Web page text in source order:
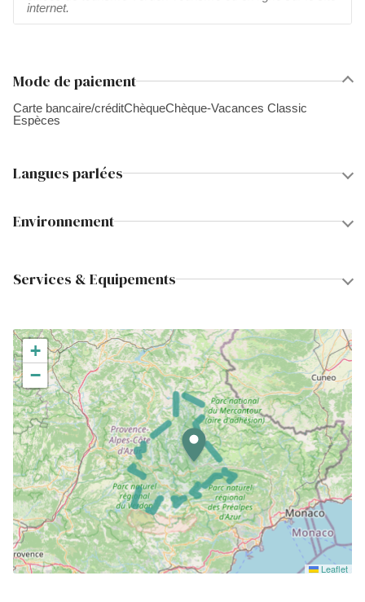
internet.
Mode de paiement
Carte bancaire/créditChèqueChèque-Vacances Classic
Espèces
Langues parlées
Environnement
Services & Equipements
+
−
Leaflet